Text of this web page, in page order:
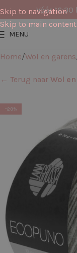
Skip to navigation
Skip to main content
Vóór
MENU
Home Wol en garens
← Terug naar Wol
-20%